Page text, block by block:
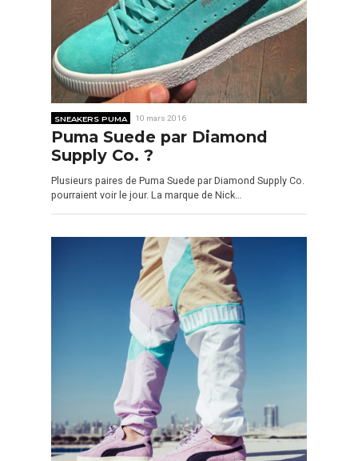
SNEAKERS PUMA 10 mars 2016
Puma Suede par Diamond
Supply Co. ?
Plusieurs paires de Puma Suede par Diamond Supply Co.
pourraient voir le jour. La marque de Nick…